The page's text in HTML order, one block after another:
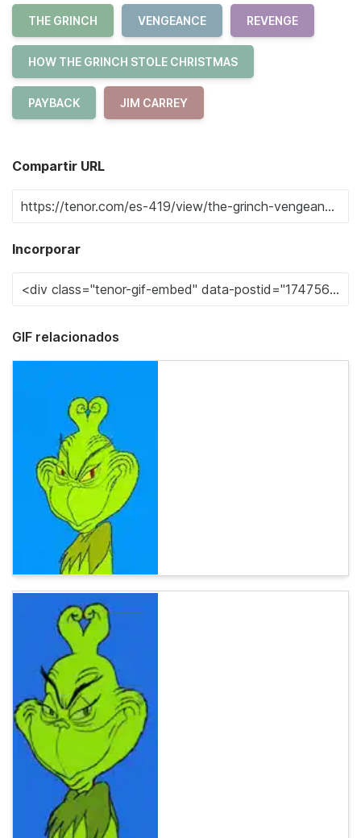
THE GRINCH VENGEANCE REVENGE
HOW THE GRINCH STOLE CHRISTMAS
PAYBACK JIM CARREY
Compartir URL
Incorporar
GIF relacionados